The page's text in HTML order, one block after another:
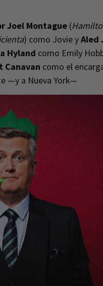
Joel Montague (
) como Jovie yAled
Hyland como Emily
Canavan como el
—y a Nueva York—